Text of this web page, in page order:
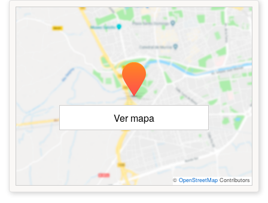
Ver mapa
© OpenStreetMap Contributors